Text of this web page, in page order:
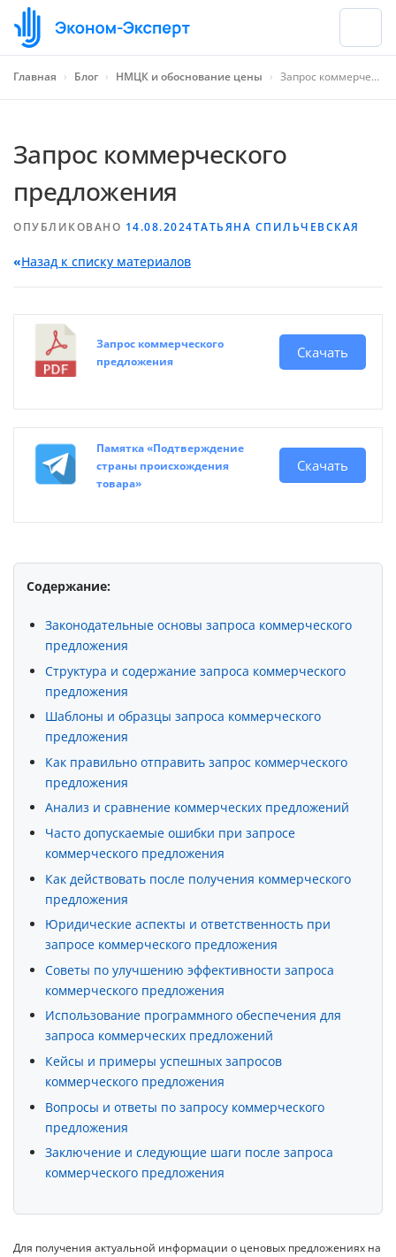
Главная › Блог › НМЦК и обоснование цены › Запрос коммерческого предложения
Запрос коммерческого
предложения
ОПУБЛИКОВАНО 14.08.2024ТАТЬЯНА СПИЛЬЧЕВСКАЯ
«Назад к списку материалов
Запрос коммерческого
предложения
Скачать
Памятка «Подтверждение
страны происхождения
товара»
Скачать
Содержание:
Законодательные основы запроса коммерческого
предложения
Структура и содержание запроса коммерческого
предложения
Шаблоны и образцы запроса коммерческого
предложения
Как правильно отправить запрос коммерческого
предложения
Анализ и сравнение коммерческих предложений
Часто допускаемые ошибки при запросе
коммерческого предложения
Как действовать после получения коммерческого
предложения
Юридические аспекты и ответственность при
запросе коммерческого предложения
Советы по улучшению эффективности запроса
коммерческого предложения
Использование программного обеспечения для
запроса коммерческих предложений
Кейсы и примеры успешных запросов
коммерческого предложения
Вопросы и ответы по запросу коммерческого
предложения
Заключение и следующие шаги после запроса
коммерческого предложения
Для получения актуальной информации о ценовых предложениях на